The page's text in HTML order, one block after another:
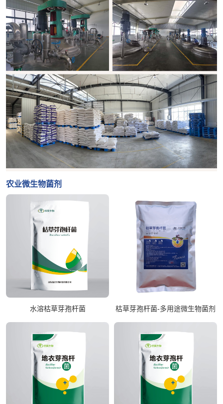
农业微生物菌剂
水溶枯草芽孢杆菌 枯草芽孢杆菌-多用途微生物菌剂